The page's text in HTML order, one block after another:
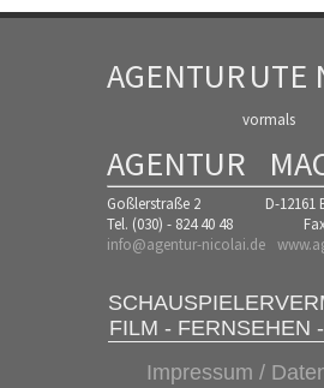
AGENTURUTE
vormals
AGENTUR
Goßlerstraße 2
D-12161
Tel. (030) - 824 40 48
info@agentur-nicolai.de
FILM - FERNSEHEN
Impressum /